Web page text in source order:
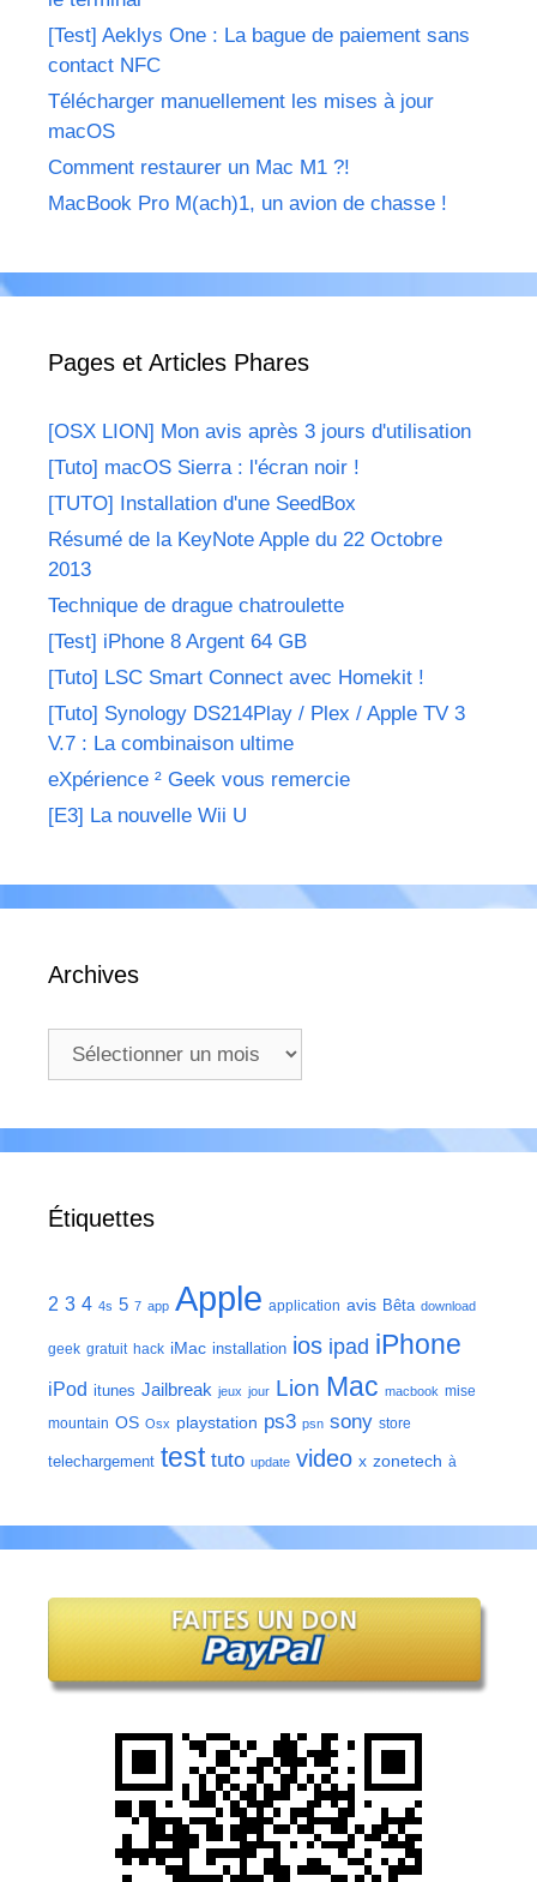
[Test] Aeklys One : La bague de paiement sans
contact NFC
Télécharger manuellement les mises à jour
macOS
Comment restaurer un Mac M1 ?!
MacBook Pro M(ach)1, un avion de chasse !
Pages et Articles Phares
[OSX LION] Mon avis après 3 jours d'utilisation
[Tuto] macOS Sierra : l'écran noir !
[TUTO] Installation d'une SeedBox
Résumé de la KeyNote Apple du 22 Octobre
2013
Technique de drague chatroulette
[Test] iPhone 8 Argent 64 GB
[Tuto] LSC Smart Connect avec Homekit !
[Tuto] Synology DS214Play / Plex / Apple TV 3
V.7 : La combinaison ultime
eXpérience ² Geek vous remercie
[E3] La nouvelle Wii U
Archives
Archives
Étiquettes
2 3 4 4s 5 7 app Apple application avis Bêta download
geek gratuit hack iMac installation ios ipad iPhone
iPod itunes Jailbreak jeux jour Lion Mac macbook mise
mountain OS Osx playstation ps3 psn sony store
telechargement test tuto update video x zonetech à